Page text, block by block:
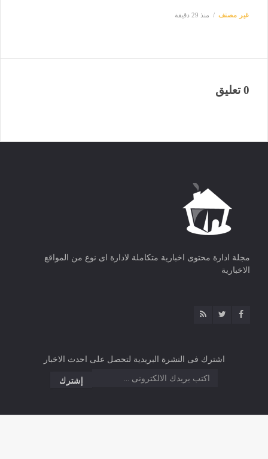
غير مصنف منذ 29 دقيقة
0 تعليق
مجلة ادارة محتوى اخبارية متكاملة لادارة اى نوع من المواقع
الاخبارية
اشترك فى النشرة البريدية لتحصل على احدث الاخبار